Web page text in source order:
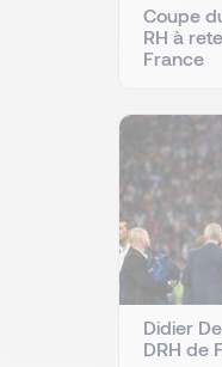
Coupe
RH à
France
Didier
DRH de